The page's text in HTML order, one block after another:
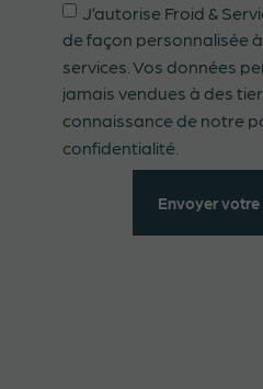
J’autorise Froid &
de façon personnalisée
services. Vos données
jamais vendues à des
connaissance de notre
confidentialité.
Envoyer